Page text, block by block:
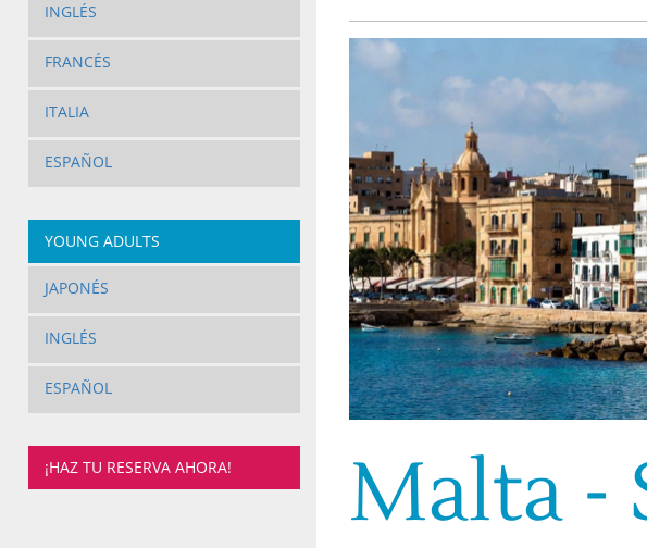
INGLÉS
FRANCÉS
ITALIA
ESPAÑOL
YOUNG ADULTS
JAPONÉS
INGLÉS
ESPAÑOL
¡HAZ TU RESERVA AHORA! Malta -